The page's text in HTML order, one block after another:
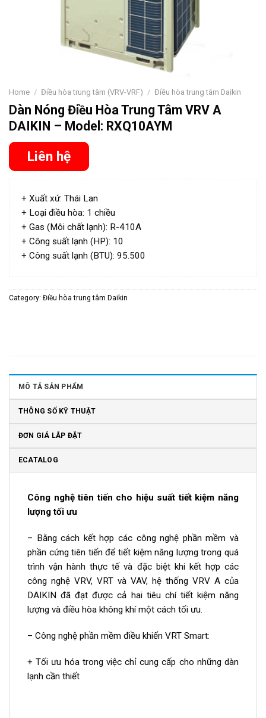
Home / Điều hòa trung tâm (VRV-VRF) / Điều hòa trung tâm Daikin
Dàn Nóng Điều Hòa Trung Tâm VRV A
DAIKIN – Model: RXQ10AYM
Liên hệ
+ Xuất xứ: Thái Lan
+ Loại điều hòa: 1 chiều
+ Gas (Môi chất lạnh): R-410A
+ Công suất lạnh (HP): 10
+ Công suất lạnh (BTU): 95.500
Category: Điều hòa trung tâm Daikin
MÔ TẢ SẢN PHẨM
THÔNG SỐ KỸ THUẬT
ĐƠN GIÁ LẮP ĐẶT
ECATALOG
Công nghệ tiên tiến cho hiệu suất tiết kiệm năng
lượng tối ưu
– Bằng cách kết hợp các công nghệ phần mềm và
phần cứng tiên tiến để tiết kiệm năng lượng trong quá
trình vận hành thực tế và đặc biệt khi kết hợp các
công nghệ VRV, VRT và VAV, hệ thống VRV A của
DAIKIN đã đạt được cả hai tiêu chí tiết kiệm năng
lượng và điều hòa không khí một cách tối ưu.
– Công nghệ phần mềm điều khiển VRT Smart:
+ Tối ưu hóa trong việc chỉ cung cấp cho những dàn
lạnh cần thiết